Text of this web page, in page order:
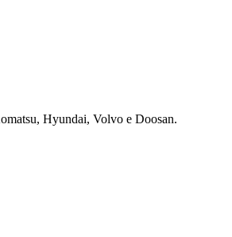
Hyundai, Volvo e Doosan.